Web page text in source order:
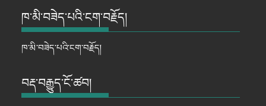
ཁ་མི་བཟེད་པའི་ངག་བརྗོད།
ཁ་མི་བཟེད་པའི་ངག་བརྗོད།
བརྡ་བརྒྱུད་ངོ་ཚབ།